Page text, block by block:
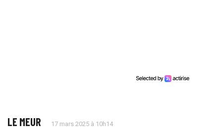
LE MEUR 17 mars 2025 à 10h14